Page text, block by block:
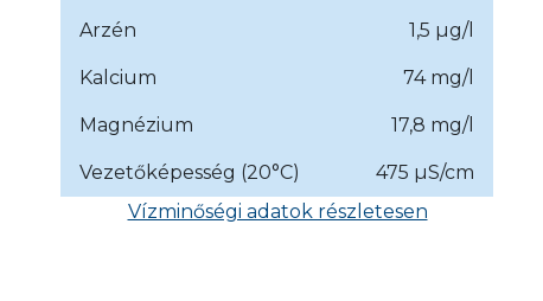
Arzén 1,5 µg/l
Kalcium 74 mg/l
Magnézium 17,8 mg/l
Vezetőképesség (20°C)
475 µS/cm
Vízminőségi adatok részletesen